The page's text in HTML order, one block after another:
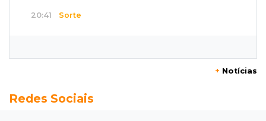
20:41 Sorte
Com 11 gatos, morador pede fim do abandono
+ Notícias
Redes Sociais